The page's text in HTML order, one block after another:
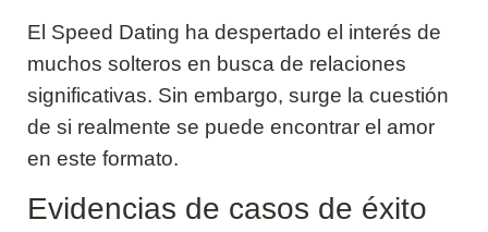
El Speed Dating ha despertado el interés de
muchos solteros en busca de relaciones
significativas. Sin embargo, surge la cuestión
de si realmente se puede encontrar el amor
en este formato.
Evidencias de casos de éxito